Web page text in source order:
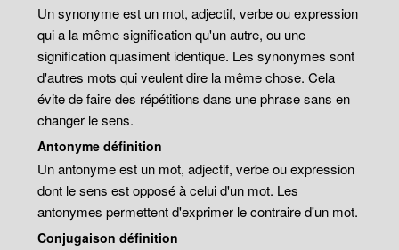
Un synonyme est un mot, adjectif, verbe ou expression
qui a la même signification qu'un autre, ou une
signification quasiment identique. Les synonymes sont
d'autres mots qui veulent dire la même chose. Cela
évite de faire des répétitions dans une phrase sans en
changer le sens.
Antonyme définition
Un antonyme est un mot, adjectif, verbe ou expression
dont le sens est opposé à celui d'un mot. Les
antonymes permettent d'exprimer le contraire d'un mot.
Conjugaison définition